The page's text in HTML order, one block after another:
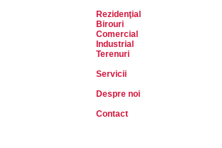
Rezidenţial
Birouri
Comercial
Industrial
Terenuri
Servicii
Despre noi
Contact